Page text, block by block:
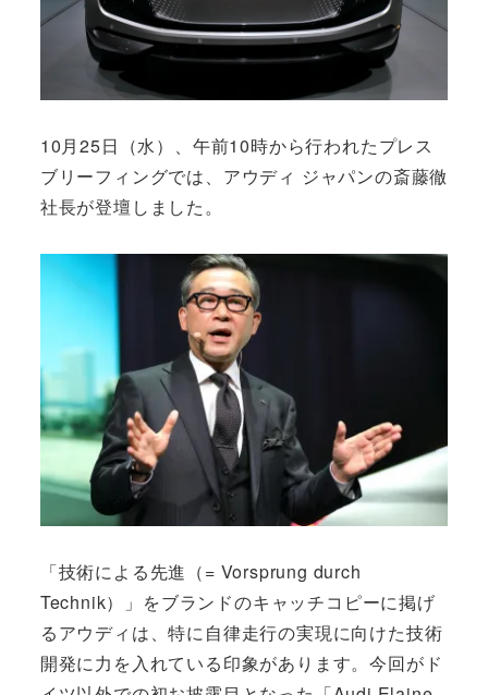
10月25日（水）、午前10時から行われたプレス
ブリーフィングでは、アウディ ジャパンの斎藤徹
社長が登壇しました。
「技術による先進（= Vorsprung durch
Technik）」をブランドのキャッチコピーに掲げ
るアウディは、特に自律走行の実現に向けた技術
開発に力を入れている印象があります。今回がド